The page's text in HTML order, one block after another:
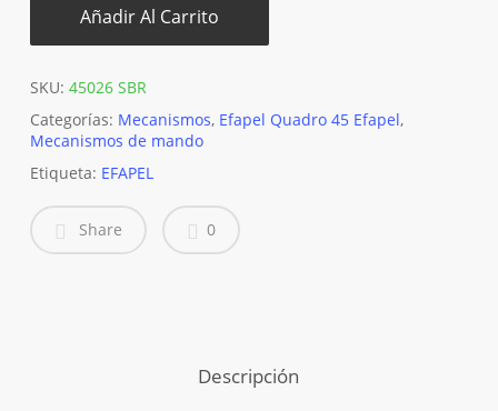
Añadir Al Carrito
SKU: 45026 SBR
Categorías: Mecanismos, Efapel Quadro 45 Efapel,
Mecanismos de mando
Etiqueta: EFAPEL
Share 0
Descripción